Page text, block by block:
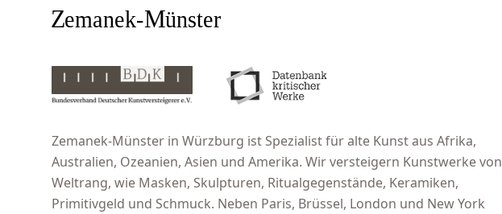
Zemanek-Münster in Würzburg ist Spezialist für alte Kunst aus Afrika,
Australien, Ozeanien, Asien und Amerika. Wir versteigern Kunstwerke von
Weltrang, wie Masken, Skulpturen, Ritualgegenstände, Keramiken,
Primitivgeld und Schmuck. Neben Paris, Brüssel, London und New York